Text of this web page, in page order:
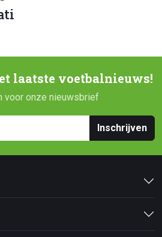
laatste voetbalnieuws!
voor onze nieuwsbrief
Inschrijven